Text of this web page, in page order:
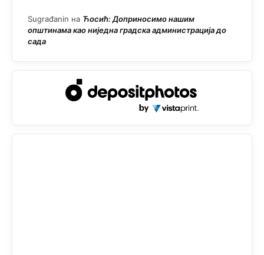
Sugrađanin на Ћосић: Доприносимо нашим
општинама као ниједна градска администрација до
сада